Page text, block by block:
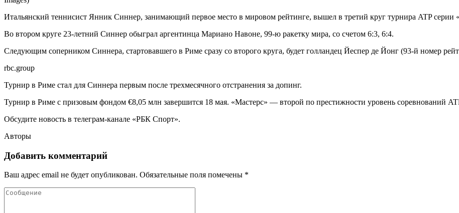
Итальянский теннисист Янник Синнер, занимающий первое место в мировом рейтинге, вышел в третий круг турнира ATP серии
Во втором круге 23-летний Синнер обыграл аргентинца Мариано Навоне, 99-ю ракетку мира, со счетом 6:3, 6:4.
Следующим соперником Синнера, стартовавшего в Риме сразу со второго круга, будет голландец Йеспер де Йонг (93-й номер
rbc.group
Турнир в Риме стал для Синнера первым после трехмесячного отстранения за допинг.
Турнир в Риме с призовым фондом €8,05 млн завершится 18 мая. «Мастерс» — второй по престижности уровень соревнований
Обсудите новость в телеграм-канале «РБК Спорт».
Авторы
Добавить комментарий
Ваш адрес email не будет опубликован. Обязательные поля помечены *